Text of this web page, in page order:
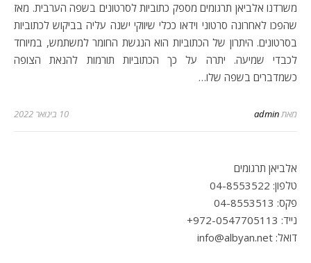
משרדנו אלביאן תרגומים מספק כתוביות לסרטונים בשפה הערבית. מאז
שהפכו לאחרונה סרטוני וידאו ככלי שיווקי ישנה עליה בביקוש לכתוביות
בסרטונים. היתרון של הכתוביות הוא הנגשת החומר למשתמש, במיוחד
לכבדי שמיעה. יתרה על כך הכתוביות תורמות להנאת הצופה
כשמדברים בשפה שלו…
מאתadmin 10 בינואר 2022
אלביאן תרגומים
טלפון: 04-8553522
פקס: 04-8553513
נייד: 972-0547705113+
דואל: info@albyan.net